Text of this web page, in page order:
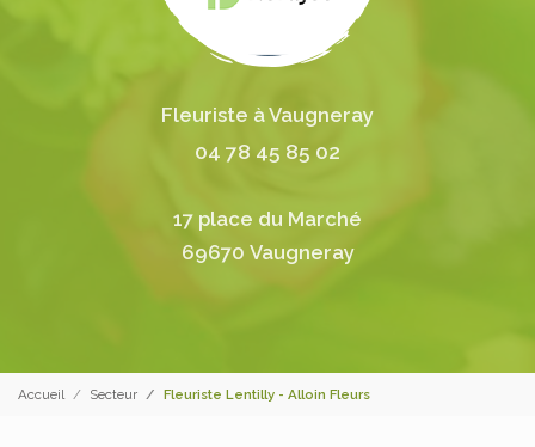
Fleuriste à Vaugneray
04 78 45 85 02
17 place du Marché
69670 Vaugneray
Accueil Secteur Fleuriste Lentilly - Alloin Fleurs